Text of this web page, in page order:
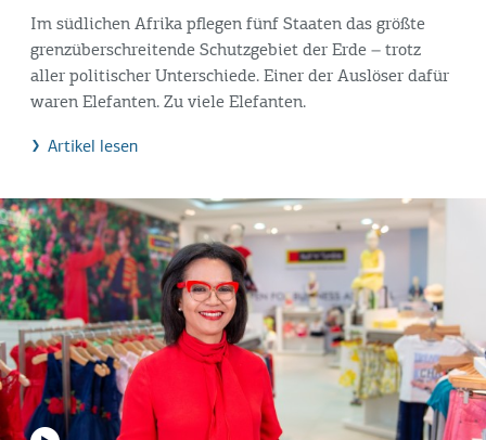
Im südlichen Afrika pflegen fünf Staaten das größte
grenzüberschreitende Schutzgebiet der Erde – trotz
aller politischer Unterschiede. Einer der Auslöser dafür
waren Elefanten. Zu viele Elefanten.
Artikel lesen